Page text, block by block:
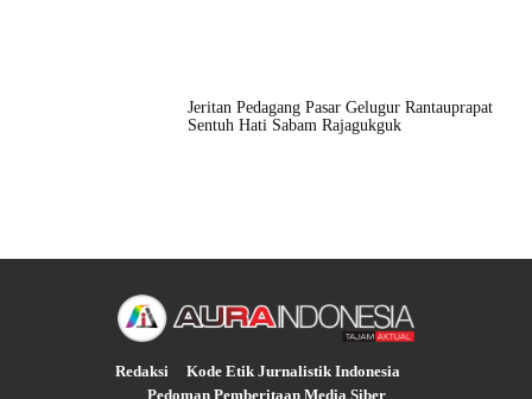
Jeritan Pedagang Pasar Gelugur Rantauprapat
Sentuh Hati Sabam Rajagukguk
Redaksi
Kode Etik Jurnalistik Indonesia
Pedoman Pemberitaan Media Siber